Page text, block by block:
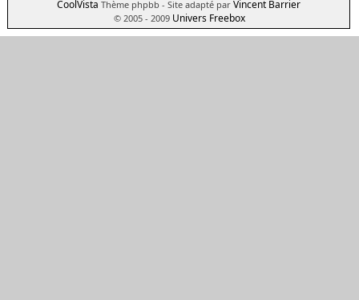
CoolVista Thème phpbb - Site adapté par Vincent Barrier
© 2005 - 2009 Univers Freebox